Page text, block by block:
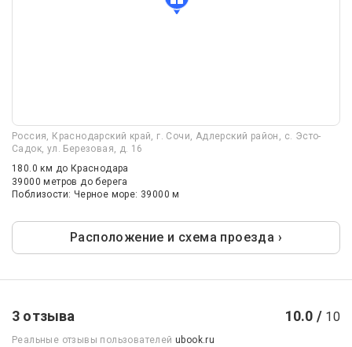
Россия, Краснодарский край, г. Сочи, Адлерский район, с. Эсто-
Садок, ул. Березовая, д. 16
180.0 км до Краснодара
39000 метров до берега
Поблизости: Черное море: 39000 м
Расположение и схема проезда ›
3 отзыва 10.0 / 10
Реальные отзывы пользователейubook.ru